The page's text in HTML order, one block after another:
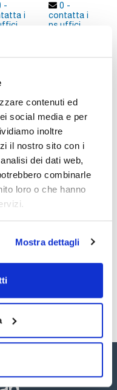
contenuti ed
social media e per
inoltre
il nostro sito con i
dei dati web,
combinarle
loro o che hanno
Mostra dettagli
-
i
0 -
contatta i
ns.uffici
ha lo svantaggio di
ricoperte da uno strato
la fuoriuscita del
acidi cloridrici, nitrici,
per i download